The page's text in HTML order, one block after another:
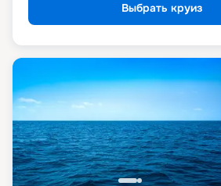
Выбрать круиз